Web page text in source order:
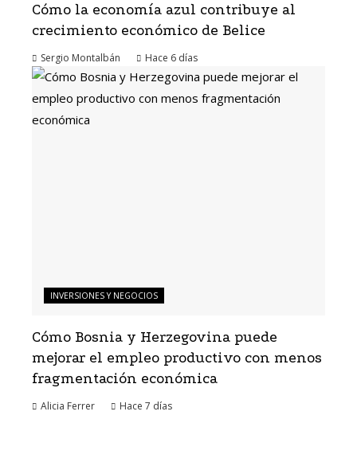
Cómo la economía azul contribuye al
crecimiento económico de Belice
Sergio Montalbán Hace 6 días
INVERSIONES Y NEGOCIOS
Cómo Bosnia y Herzegovina puede
mejorar el empleo productivo con menos
fragmentación económica
Alicia Ferrer Hace 7 días